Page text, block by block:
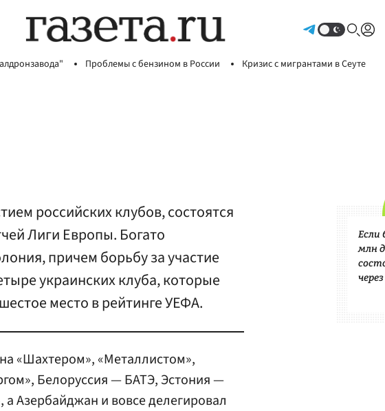
Проблемы с бензином в России Кризис с мигрантами в Сеуте
российских клубов, состоятся
Лиги Европы. Богато
причем борьбу за участие
украинских клуба, которые
место в рейтинге УЕФА.
«Шахтером», «Металлистом»,
Белоруссия — БАТЭ, Эстония —
Азербайджан и вовсе делегировал
Если
млн